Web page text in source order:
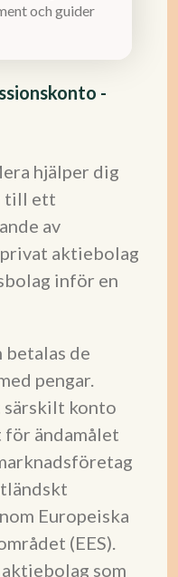
-
hjälper dig
till ett
av
aktiebolag
inför en
de
pengar.
särskilt konto
för ändamålet
Europeiska
(EES).
som
och guider